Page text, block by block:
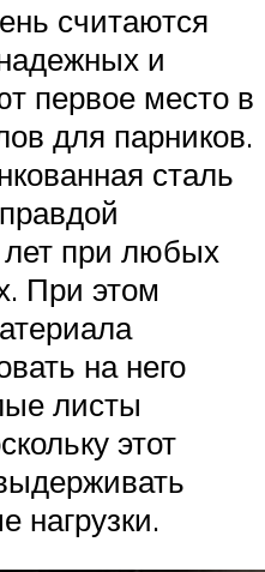
считаются
и
первое место в
для парников.
сталь
лет при любых
При этом
на него
листы
этот
нагрузки.